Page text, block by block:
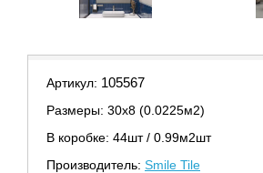
Артикул: 105567
Размеры: 30х8 (0.0225м2)
В коробке: 44шт / 0.99м2шт
Производитель: Smile Tile